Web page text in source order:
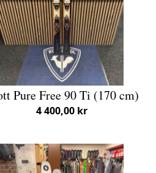
Pure Free 90 Ti (170 cm)
4 400,00 kr